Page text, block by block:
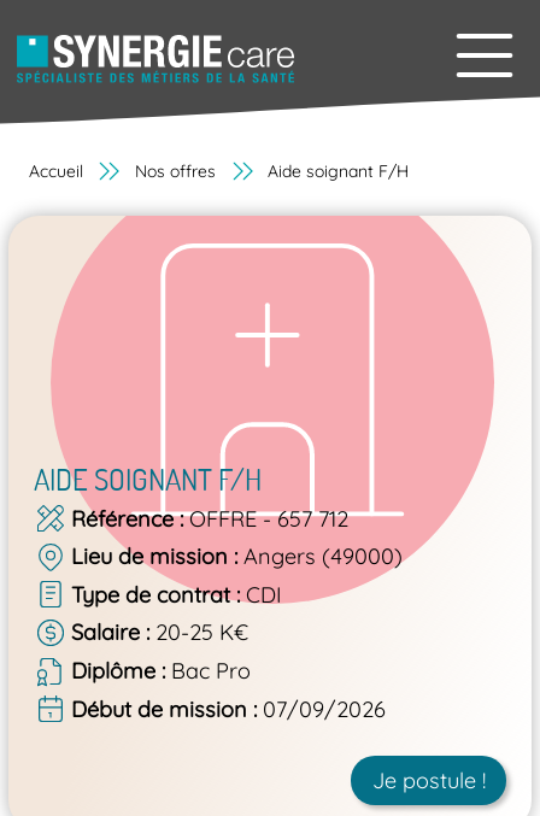
Accueil Nos offres Aide soignant F/H
AIDE SOIGNANT F/H
Référence OFFRE - 657 712
Lieu de mission
Angers (49000)
Type de contrat CDI
Salaire
20-25 K€
Diplôme
Bac Pro
Début de mission
07/09/2026
Je postule !